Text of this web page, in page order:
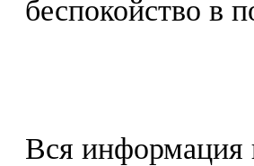
беспокойство в
Вся информация